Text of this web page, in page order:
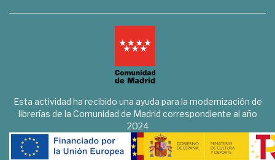
Esta actividad ha recibido una ayuda para la modernización de
librerías de la Comunidad de Madrid correspondiente al año
2024